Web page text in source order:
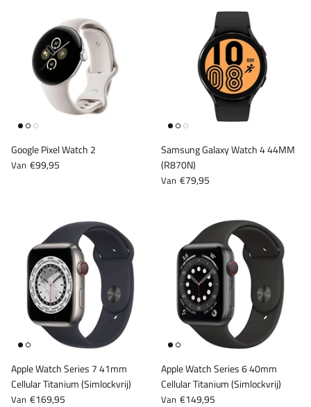
Google Pixel Watch 2
Van €99,95
Samsung Galaxy Watch 4 44MM
(R870N)
Van €79,95
Apple Watch Series 7 41mm
Cellular Titanium (Simlockvrij)
Van €169,95
Apple Watch Series 6 40mm
Cellular Titanium (Simlockvrij)
Van €149,95